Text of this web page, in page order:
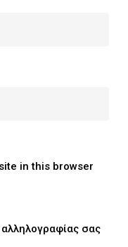
in this browser
σας